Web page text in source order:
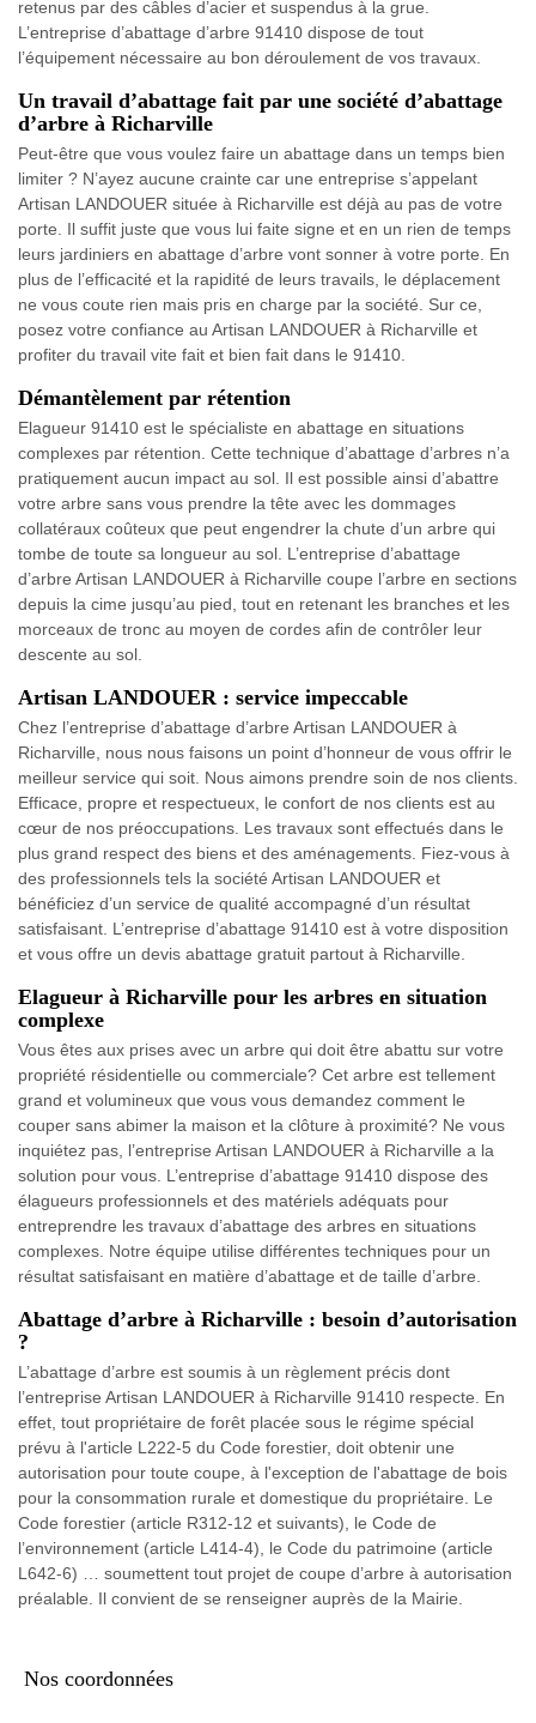
retenus par des câbles d’acier et suspendus à la grue.
L’entreprise d’abattage d’arbre 91410 dispose de tout
l’équipement nécessaire au bon déroulement de vos travaux.
Un travail d’abattage fait par une société d’abattage
d’arbre à Richarville
Peut-être que vous voulez faire un abattage dans un temps bien
limiter ? N’ayez aucune crainte car une entreprise s’appelant
Artisan LANDOUER située à Richarville est déjà au pas de votre
porte. Il suffit juste que vous lui faite signe et en un rien de temps
leurs jardiniers en abattage d’arbre vont sonner à votre porte. En
plus de l’efficacité et la rapidité de leurs travails, le déplacement
ne vous coute rien mais pris en charge par la société. Sur ce,
posez votre confiance au Artisan LANDOUER à Richarville et
profiter du travail vite fait et bien fait dans le 91410.
Démantèlement par rétention
Elagueur 91410 est le spécialiste en abattage en situations
complexes par rétention. Cette technique d’abattage d’arbres n’a
pratiquement aucun impact au sol. Il est possible ainsi d’abattre
votre arbre sans vous prendre la tête avec les dommages
collatéraux coûteux que peut engendrer la chute d’un arbre qui
tombe de toute sa longueur au sol. L’entreprise d’abattage
d’arbre Artisan LANDOUER à Richarville coupe l’arbre en sections
depuis la cime jusqu’au pied, tout en retenant les branches et les
morceaux de tronc au moyen de cordes afin de contrôler leur
descente au sol.
Artisan LANDOUER : service impeccable
Chez l’entreprise d’abattage d’arbre Artisan LANDOUER à
Richarville, nous nous faisons un point d’honneur de vous offrir le
meilleur service qui soit. Nous aimons prendre soin de nos clients.
Efficace, propre et respectueux, le confort de nos clients est au
cœur de nos préoccupations. Les travaux sont effectués dans le
plus grand respect des biens et des aménagements. Fiez-vous à
des professionnels tels la société Artisan LANDOUER et
bénéficiez d’un service de qualité accompagné d’un résultat
satisfaisant. L’entreprise d’abattage 91410 est à votre disposition
et vous offre un devis abattage gratuit partout à Richarville.
Elagueur à Richarville pour les arbres en situation
complexe
Vous êtes aux prises avec un arbre qui doit être abattu sur votre
propriété résidentielle ou commerciale? Cet arbre est tellement
grand et volumineux que vous vous demandez comment le
couper sans abimer la maison et la clôture à proximité? Ne vous
inquiétez pas, l’entreprise Artisan LANDOUER à Richarville a la
solution pour vous. L’entreprise d’abattage 91410 dispose des
élagueurs professionnels et des matériels adéquats pour
entreprendre les travaux d’abattage des arbres en situations
complexes. Notre équipe utilise différentes techniques pour un
résultat satisfaisant en matière d’abattage et de taille d’arbre.
Abattage d’arbre à Richarville : besoin d’autorisation
?
L’abattage d’arbre est soumis à un règlement précis dont
l’entreprise Artisan LANDOUER à Richarville 91410 respecte. En
effet, tout propriétaire de forêt placée sous le régime spécial
prévu à l'article L222-5 du Code forestier, doit obtenir une
autorisation pour toute coupe, à l'exception de l'abattage de bois
pour la consommation rurale et domestique du propriétaire. Le
Code forestier (article R312-12 et suivants), le Code de
l’environnement (article L414-4), le Code du patrimoine (article
L642-6) … soumettent tout projet de coupe d’arbre à autorisation
préalable. Il convient de se renseigner auprès de la Mairie.
Nos coordonnées